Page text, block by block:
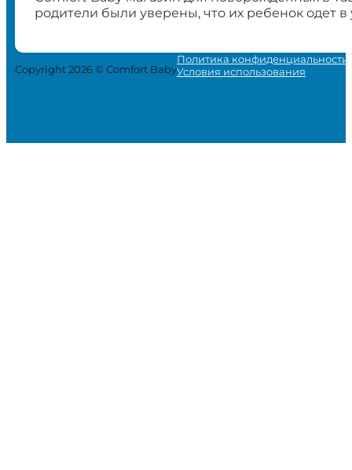
родители были уверены, что их ребенок одет
Copyright 2026 © Comfort Baby
Политика конфиденциальности
Условия использования